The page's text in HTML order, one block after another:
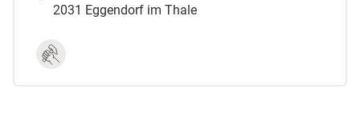
2031 Eggendorf im Thale